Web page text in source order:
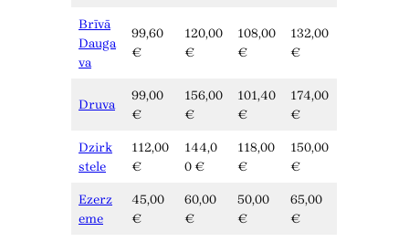
Brīvā
Dauga
va
99,60
€
120,00
€
108,00
€
132,00
€
Druva
99,00
€
156,00
€
101,40
€
174,00
€
Dzirk
stele
112,00
€
144,0
0 €
118,00
€
150,00
€
Ezerz
eme
45,00
€
60,00
€
50,00
€
65,00
€